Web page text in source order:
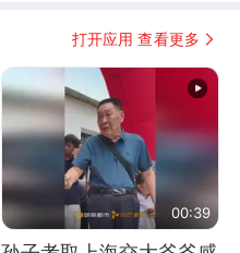
打开应用 查看更多
00:39